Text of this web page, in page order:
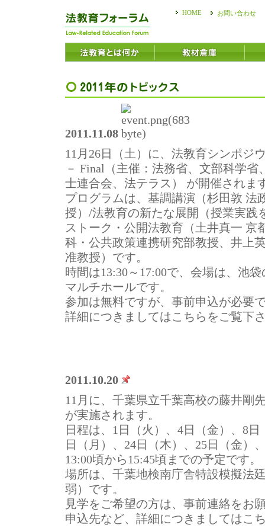
HOME お問い合わせ
2011.11.08
11月26日（土）に、法教育シンポジ
－ Final（主催：法務省、文部科学
士連合会、法テラス） が開催されま
プログラムは、基調講演（杉田敦 法
授）/法教育の新たな展開（授業実践
ストーク・公開法教育（土井真一 京
科・公共政策連携研究部教授、井上
准教授）です。
時間は13:30～17:00で、会場は、池
マルチホールです。
参加は無料ですが、事前申込が必要
詳細につきましてはこちらをご覧下
2011.10.20
11月に、千葉県立千葉高校の藤井剛
が実施されます。
日程は、1日（火）、4日（金）、8
日（月）、24日（木）、25日（金）
13:00頃から15:45頃までの予定です。
場所は、千葉地検南庁舎特設模擬法
弱）です。
見学をご希望の方は、事前連絡をお
申込先など、詳細につきましてはこ